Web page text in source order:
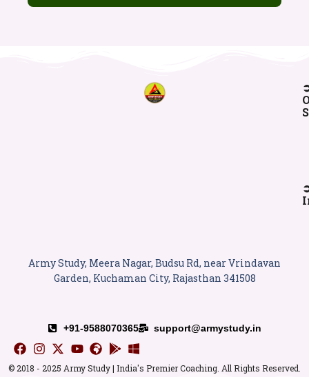
Army Study, Meera Nagar, Budsu Rd, near Vrindavan
Garden, Kuchaman City, Rajasthan 341508
+91-9588070365 support@armystudy.in
© 2018 - 2025 Army Study | India's Premier Coaching. All Rights Reserved.